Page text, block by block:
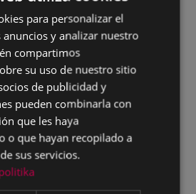
BASQUE
SPANISH
para personalizar el
y analizar nuestro
compartimos
su uso de nuestro sitio
de publicidad y
pueden combinarla con
que les haya
o que hayan recopilado a
sus servicios.